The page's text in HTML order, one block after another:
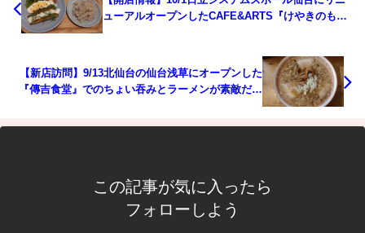
ューアルオープンしたCAFE&ARTS『けやきのも
【新店訪問】9/13北仙台の仙台浅草にオープンした
『傳吉食堂』でのちょい吞みとラーメンが素敵だっ
この記事が気に入ったら
フォローしよう